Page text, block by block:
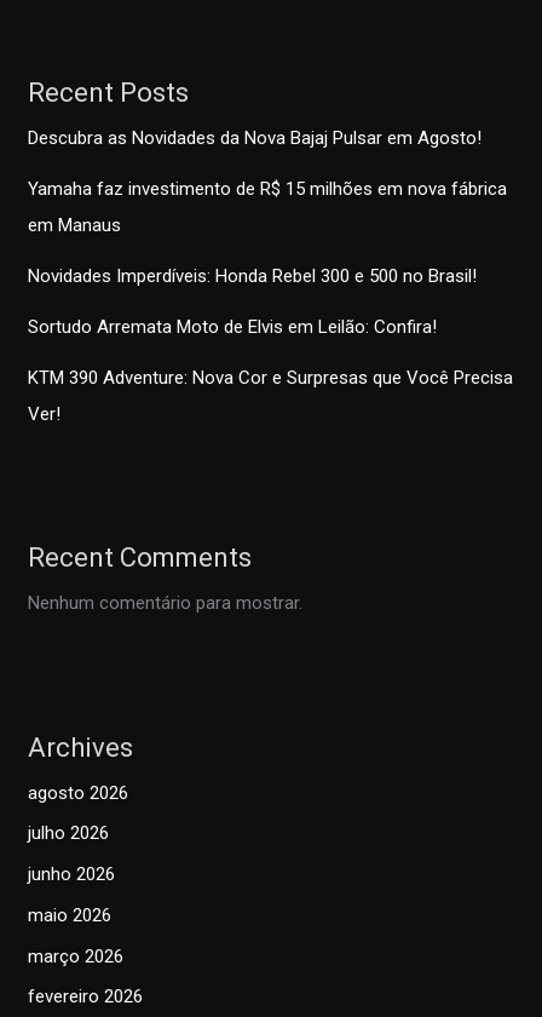
Recent Posts
Descubra as Novidades da Nova Bajaj Pulsar em Agosto!
Yamaha faz investimento de R$ 15 milhões em nova fábrica
em Manaus
Novidades Imperdíveis: Honda Rebel 300 e 500 no Brasil!
Sortudo Arremata Moto de Elvis em Leilão: Confira!
KTM 390 Adventure: Nova Cor e Surpresas que Você Precisa
Ver!
Recent Comments
Nenhum comentário para mostrar.
Archives
agosto 2026
julho 2026
junho 2026
maio 2026
março 2026
fevereiro 2026